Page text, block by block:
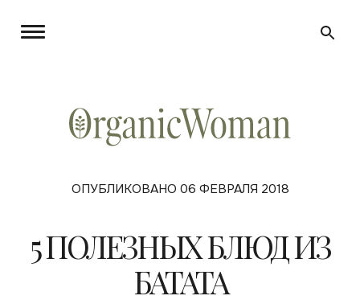
ОПУБЛИКОВАНО 06 ФЕВРАЛЯ 2018
5 ПОЛЕЗНЫХ БЛЮД ИЗ
БАТАТА